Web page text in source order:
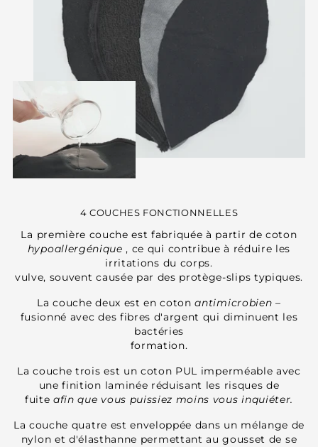
4 COUCHES FONCTIONNELLES
La première couche est fabriquée à partir de coton
hypoallergénique , ce qui contribue à réduire les
irritations du corps.
vulve, souvent causée par des protège-slips typiques.
La couche deux est en cotonantimicrobien –
fusionné avec des fibres d'argent qui diminuent les
bactéries
formation.
La couche trois est un coton PUL imperméable avec
une finition laminée réduisant les risques de
fuiteafin que vous puissiez moins vous inquiéter.
La couche quatre est enveloppée dans un mélange de
nylon et d'élasthanne permettant au gousset de se